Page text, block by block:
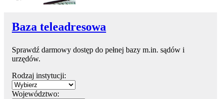
Baza teleadresowa
Sprawdź darmowy dostęp do pełnej bazy m.in. sądów i
urzędów.
Rodzaj instytucji:
Województwo: